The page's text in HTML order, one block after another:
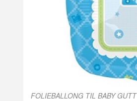
FOLIEBALLONG TIL BABY GUTT